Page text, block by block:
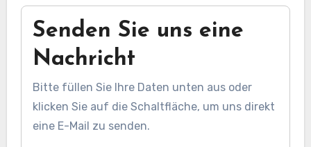
Senden Sie uns eine
Nachricht
Bitte füllen Sie Ihre Daten unten aus oder
klicken Sie auf die Schaltfläche, um uns direkt
eine E-Mail zu senden.